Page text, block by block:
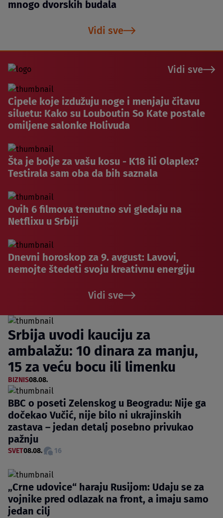
mnogo dvorskih budala
Vidi sve
Vidi sve
Cipele koje izdužuju noge i menjaju čitavu
siluetu: Kako su Louboutin So Kate postale
omiljene salonke Holivuda
Šta je bolje za vašu kosu - K18 ili Olaplex?
Testirala sam oba da bih saznala
Ovih 6 filmova trenutno svi gledaju na
Netflixu u Srbiji
Dnevni horoskop za 9. avgust: Lavovi,
nemojte štedeti svoju kreativnu energiju
Vidi sve
Srbija uvodi kauciju za
ambalažu: 10 dinara za manju,
15 za veću bocu ili limenku
BIZNIS08.08.
BBC o poseti Zelenskog u Beogradu: Nije ga
dočekao Vučić, nije bilo ni ukrajinskih
zastava – jedan detalj posebno privukao
pažnju
SVET08.08. 16
„Crne udovice“ haraju Rusijom: Udaju se za
vojnike pred odlazak na front, a imaju samo
jedan cilj